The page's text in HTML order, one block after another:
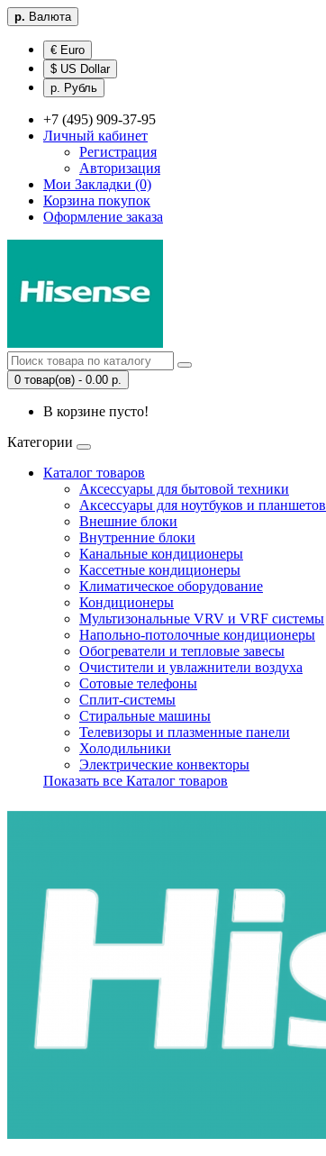
р. Валюта
€ Euro
$ US Dollar
р. Рубль
+7 (495) 909-37-95
Личный кабинет
Регистрация
Авторизация
Мои Закладки (0)
Корзина покупок
Оформление заказа
0 товар(ов) - 0.00 р.
В корзине пусто!
Категории
Каталог товаров
Аксессуары для бытовой техники
Аксессуары для ноутбуков и планшетов
Внешние блоки
Внутренние блоки
Канальные кондиционеры
Кассетные кондиционеры
Климатическое оборудование
Кондиционеры
Мультизональные VRV и VRF системы
Напольно-потолочные кондиционеры
Обогреватели и тепловые завесы
Очистители и увлажнители воздуха
Сотовые телефоны
Сплит-системы
Стиральные машины
Телевизоры и плазменные панели
Холодильники
Электрические конвекторы
Показать все Каталог товаров